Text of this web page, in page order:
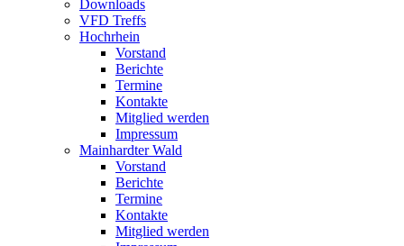
Downloads
VFD Treffs
Hochrhein
Vorstand
Berichte
Termine
Kontakte
Mitglied werden
Impressum
Mainhardter Wald
Vorstand
Berichte
Termine
Kontakte
Mitglied werden